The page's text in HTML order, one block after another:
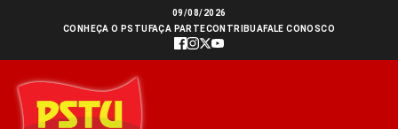
conteúdo
09/08/2026
CONHEÇA O PSTU FAÇA PARTECONTRIBUAFALE CONOSCO